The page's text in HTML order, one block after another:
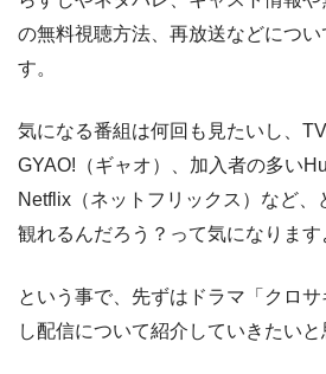
の無料視聴方法、再放送などについ
す。
気になる番組は何回も見たいし、
GYAO!（ギャオ）、加入者の多い
Netflix（ネットフリックス）など、
観れるんだろう？って気になります
という事で、先ずはドラマ「クロ
し配信について紹介していきたいと